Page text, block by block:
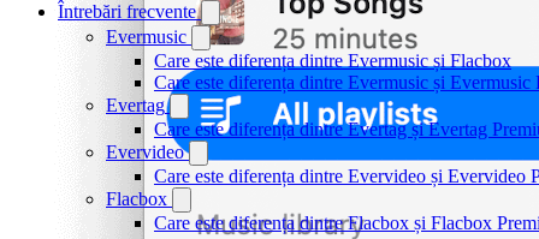
Întrebări frecvente
Evermusic
Care este diferența dintre Evermusic și Flacbox
Care este diferența dintre Evermusic și Evermusic
Evertag
Care este diferența dintre Evertag și Evertag
Evervideo
Care este diferența dintre Evervideo și Evervideo
Flacbox
Care este diferența dintre Flacbox și Flacbox